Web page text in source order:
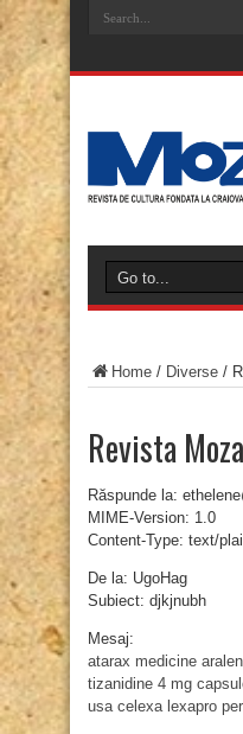
Home / Diverse /
Revista
Răspunde la:
MIME-Version: 1.0
Content-Type: text/
De la: UgoHag
Subiect: djkjnubh
Mesaj:
atarax medicine
tizanidine 4 mg
usa celexa lexapro